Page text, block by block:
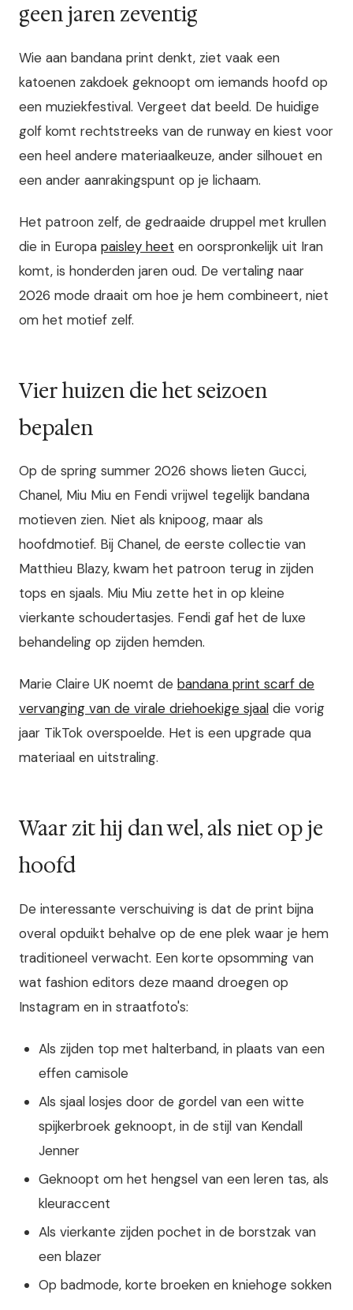
geen jaren zeventig
Wie aan bandana print denkt, ziet vaak een
katoenen zakdoek geknoopt om iemands hoofd op
een muziekfestival. Vergeet dat beeld. De huidige
golf komt rechtstreeks van de runway en kiest voor
een heel andere materiaalkeuze, ander silhouet en
een ander aanrakingspunt op je lichaam.
Het patroon zelf, de gedraaide druppel met krullen
die in Europa paisley heet en oorspronkelijk uit Iran
komt, is honderden jaren oud. De vertaling naar
2026 mode draait om hoe je hem combineert, niet
om het motief zelf.
Vier huizen die het seizoen
bepalen
Op de spring summer 2026 shows lieten Gucci,
Chanel, Miu Miu en Fendi vrijwel tegelijk bandana
motieven zien. Niet als knipoog, maar als
hoofdmotief. Bij Chanel, de eerste collectie van
Matthieu Blazy, kwam het patroon terug in zijden
tops en sjaals. Miu Miu zette het in op kleine
vierkante schoudertasjes. Fendi gaf het de luxe
behandeling op zijden hemden.
Marie Claire UK noemt de bandana print scarf de
vervanging van de virale driehoekige sjaal die vorig
jaar TikTok overspoelde. Het is een upgrade qua
materiaal en uitstraling.
Waar zit hij dan wel, als niet op je
hoofd
De interessante verschuiving is dat de print bijna
overal opduikt behalve op de ene plek waar je hem
traditioneel verwacht. Een korte opsomming van
wat fashion editors deze maand droegen op
Instagram en in straatfoto's:
Als zijden top met halterband, in plaats van een
effen camisole
Als sjaal losjes door de gordel van een witte
spijkerbroek geknoopt, in de stijl van Kendall
Jenner
Geknoopt om het hengsel van een leren tas, als
kleuraccent
Als vierkante zijden pochet in de borstzak van
een blazer
Op badmode, korte broeken en kniehoge sokken